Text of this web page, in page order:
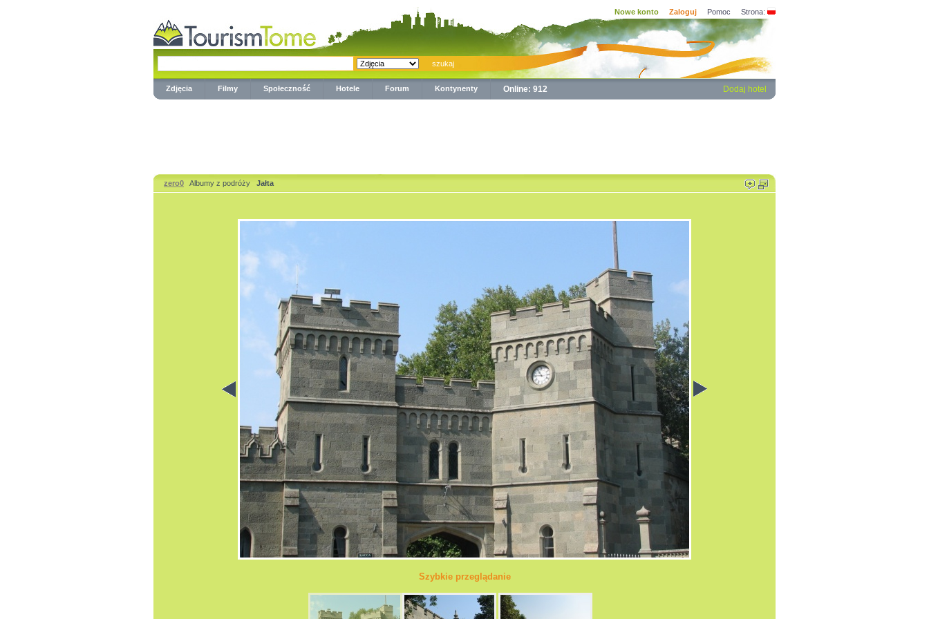
Nowe konto Zaloguj Pomoc Strona:
Zdjęcia Filmy Społeczność Hotele Forum Kontynenty Online: 912 Dodaj hotel
zero0 Albumy z podróży Jałta
Szybkie przeglądanie